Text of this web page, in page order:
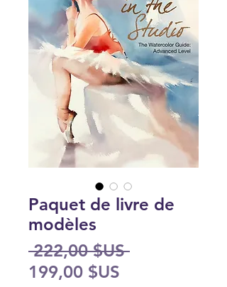
Paquet de livre de
modèles
222,00 $US Prix
199,00 $US